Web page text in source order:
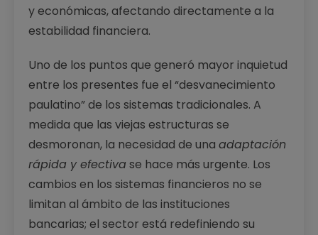
y económicas, afectando directamente a la
estabilidad financiera.
Uno de los puntos que generó mayor inquietud
entre los presentes fue el “desvanecimiento
paulatino” de los sistemas tradicionales. A
medida que las viejas estructuras se
desmoronan, la necesidad de una adaptación
rápida y efectiva se hace más urgente. Los
cambios en los sistemas financieros no se
limitan al ámbito de las instituciones
bancarias; el sector está redefiniendo su